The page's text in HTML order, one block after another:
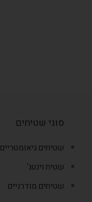
סוגי שטיחים
שטיחים גיאומטריים
שטיח וינטג'
שטיחים מודרניים